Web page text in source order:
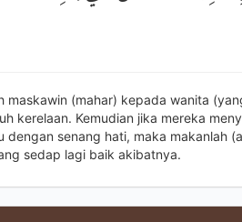
maskawin (mahar) kepada wanita
kerelaan. Kemudian jika mereka
dengan senang hati, maka makanlah
sedap lagi baik akibatnya.